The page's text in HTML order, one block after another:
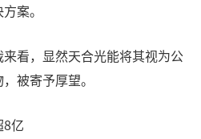
案。
看，显然天合光能将其视为公
被寄予厚望。
亿